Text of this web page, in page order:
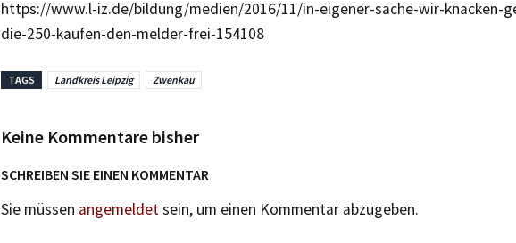
https://www.l-iz.de/bildung/medien/2016/11/in-eigener-sache-wir-knacken-
die-250-kaufen-den-melder-frei-154108
TAGS Landkreis Leipzig Zwenkau
Keine Kommentare bisher
SCHREIBEN SIE EINEN KOMMENTAR
Sie müssen angemeldetsein, um einen Kommentar abzugeben.